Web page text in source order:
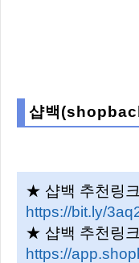
샵백
★ 샵백 추천링
https://bit.ly/
★ 샵백 추천링
https://